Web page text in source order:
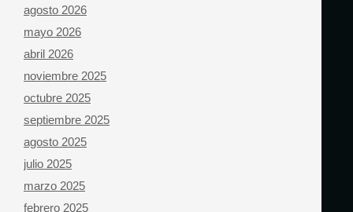
agosto 2026
mayo 2026
abril 2026
noviembre 2025
octubre 2025
septiembre 2025
agosto 2025
julio 2025
marzo 2025
febrero 2025